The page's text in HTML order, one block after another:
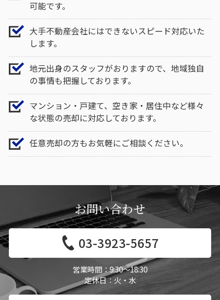
可能です。
大手不動産会社にはできないスピード対応いた
します。
地元出身のスタッフがおりますので、地域独自
の事情も把握しております。
マンション・戸建て、空き家・居住中など様々
な状態の売却に対応しております。
任意売却の方もお気軽にご相談ください。
お問い合わせ
03-3923-5657
営業時間：9:30〜18:30
定休日：火・水